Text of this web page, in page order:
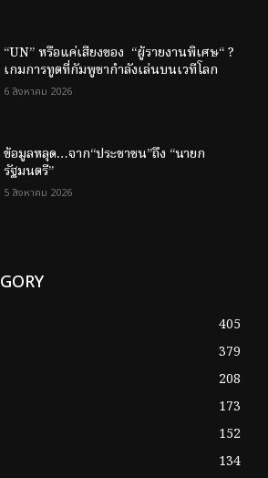
“UN” หรือแค่เสียงของ “ผู้รายงานพิเศษ“ ?
เกมการทูตที่กัมพูชากำลังเล่นบนเวทีโลก
6 สิงหาคม 2026
ข้อมูลหลุด…จาก“ประชาชน”ถึง “นายก
รัฐมนตรี”
5 สิงหาคม 2026
405
379
208
173
152
134